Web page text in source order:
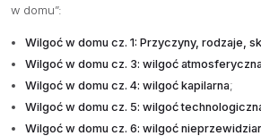
w domu”:
Wilgoć w domu cz. 1: Przyczyny, rodzaje,
Wilgoć w domu cz. 3: wilgoć atmosferyczna
Wilgoć w domu cz. 4: wilgoć kapilarna;
Wilgoć w domu cz. 5: wilgoć
Wilgoć w domu cz. 6: wilgoć